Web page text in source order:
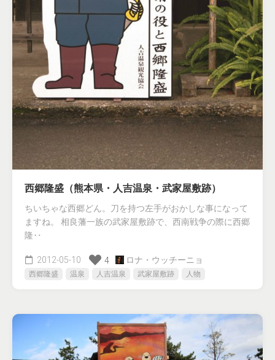
西郷隆盛（熊本県・人吉温泉・武家屋敷跡）
ちいちゃな西郷どん。刀を持つ左手がおかしな事になって
ますね。 相良藩一族の武家屋敷跡で、西南戦争の際に西郷
隆‥
2012-05-10 4 ロナ・ウッチーニョ
西郷隆盛 温泉 人吉温泉 武家屋敷跡 人物